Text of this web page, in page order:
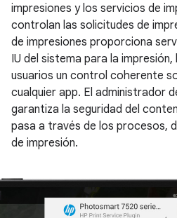
impresiones y los servicios de
controlan las solicitudes de
de impresiones proporciona
IU del sistema para la
usuarios un control coherente
cualquier app. El administrador
garantiza la seguridad del
pasa a través de los procesos,
de impresión.